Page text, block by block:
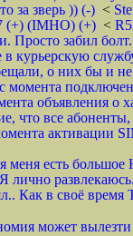
за зверь )) (-) <
(+) (IMHO) (+) <
Просто забил
курьерскую
о них бы и
момента
объявления о
что все
меня есть
лично
Как в своё
может